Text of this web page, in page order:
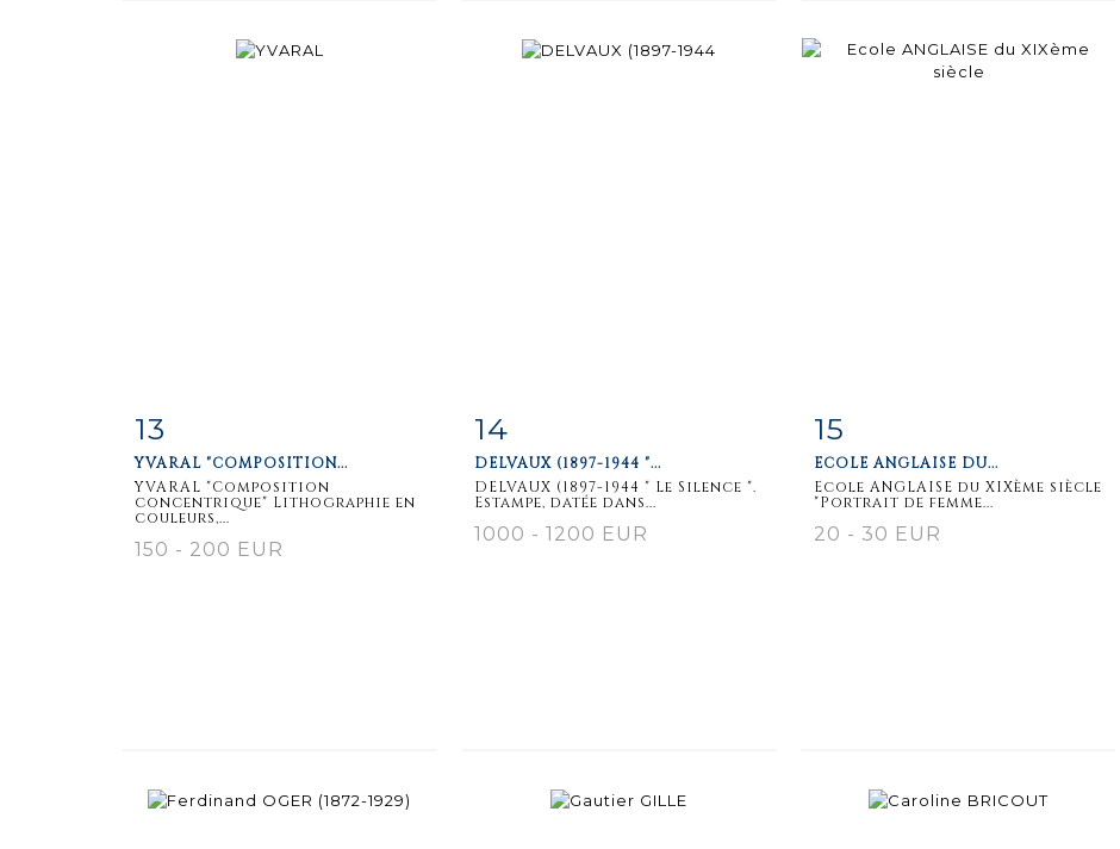
Item detail
13
YVARAL "COMPOSITION...
YVARAL "Composition
concentrique" Lithographie en
couleurs,...
150 - 200 EUR
Item detail
14
DELVAUX (1897-1944 "...
DELVAUX (1897-1944 " Le Silence ".
Estampe, datée dans...
1000 - 1200 EUR
Item detail
15
ECOLE ANGLAISE DU...
Ecole ANGLAISE du XIXème siècle
"Portrait de femme...
20 - 30 EUR